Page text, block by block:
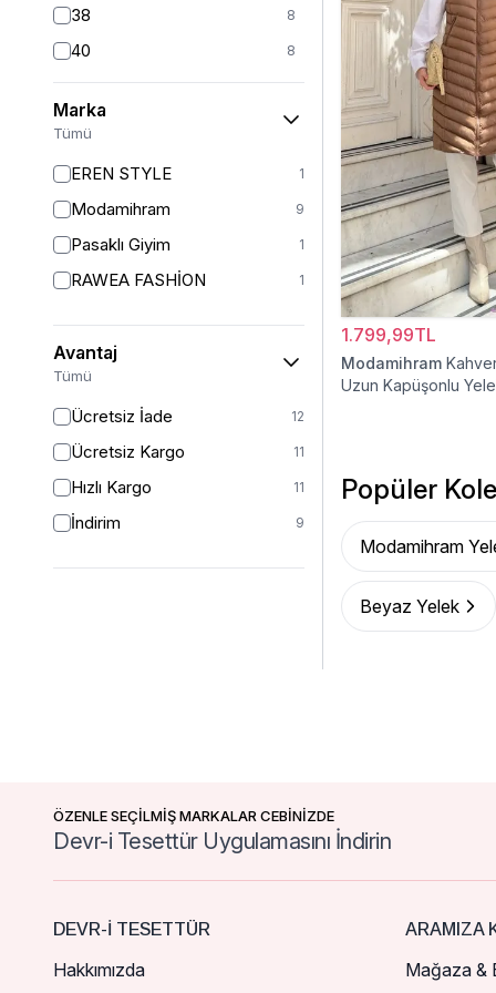
38 8
40 8
42 7
44 6
Marka
Tümü
EREN STYLE 1
Modamihram 9
Pasaklı Giyim 1
RAWEA FASHİON 1
Avantaj
Tümü
Ücretsiz İade 12
Ücretsiz Kargo 11
Hızlı Kargo 11
İndirim 9
1.799,99TL
Modamihram
Uzun Kapüşonlu
Popüler
Modamihram
Beyaz Yelek
ÖZENLE SEÇİLMİŞ MARKALAR CEBİNİZDE
Devr-i Tesettür Uygulamasını İndirin
DEVR-I TESETTÜR
Hakkımızda
ARAMIZA
Mağaza &